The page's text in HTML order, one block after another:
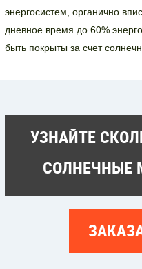
энергосистем, органично
дневное время до 60%
быть покрыты за счет
УЗНАЙТЕ
СОЛНЕЧНЫЕ